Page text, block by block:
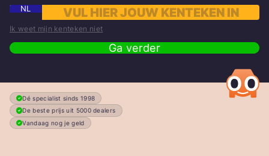
NL
Ik weet mijn kenteken niet
Ga verder
Dé specialist sinds 1998
De beste prijs uit 5000 dealers
Vandaag nog je geld